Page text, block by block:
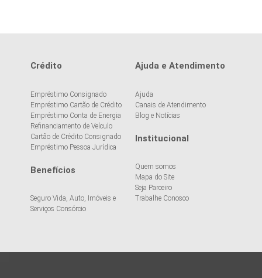
Crédito
Empréstimo Consignado
Empréstimo Cartão de Crédito
Empréstimo Conta de Energia
Refinanciamento de Veículo
Cartão de Crédito Consignado
Empréstimo Pessoa Jurídica
Benefícios
Seguro Vida, Auto, Imóveis e
Serviços Consórcio
Ajuda e Atendimento
Ajuda
Canais de Atendimento
Blog e Notícias
Institucional
Quem somos
Mapa do Site
Seja Parceiro
Trabalhe Conosco